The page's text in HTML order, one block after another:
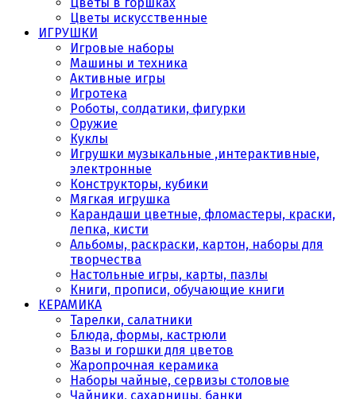
Цветы искусственные
ИГРУШКИ
Игровые наборы
Машины и техника
Активные игры
Игротека
Роботы, солдатики, фигурки
Оружие
Куклы
Игрушки музыкальные ,интерактивные,
электронные
Конструкторы, кубики
Мягкая игрушка
Карандаши цветные, фломастеры, краски,
лепка, кисти
Альбомы, раскраски, картон, наборы для
творчества
Настольные игры, карты, пазлы
Книги, прописи, обучающие книги
КЕРАМИКА
Тарелки, салатники
Блюда, формы, кастрюли
Вазы и горшки для цветов
Жаропрочная керамика
Наборы чайные, сервизы столовые
Чайники, сахарницы, банки